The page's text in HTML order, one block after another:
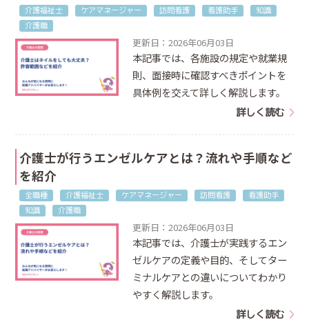
介護福祉士 ケアマネージャー 訪問看護 看護助手
知識
介護職
更新日：2026年06月03日
本記事では、各施設の規定や就業規
則、面接時に確認すべきポイントを
具体例を交えて詳しく解説します。
詳しく読む
介護士が行うエンゼルケアとは？流れや手順など
を紹介
全職種 介護福祉士 ケアマネージャー 訪問看護
看護助手
知識
介護職
更新日：2026年06月03日
本記事では、介護士が実践するエン
ゼルケアの定義や目的、そしてター
ミナルケアとの違いについてわかり
やすく解説します。
詳しく読む